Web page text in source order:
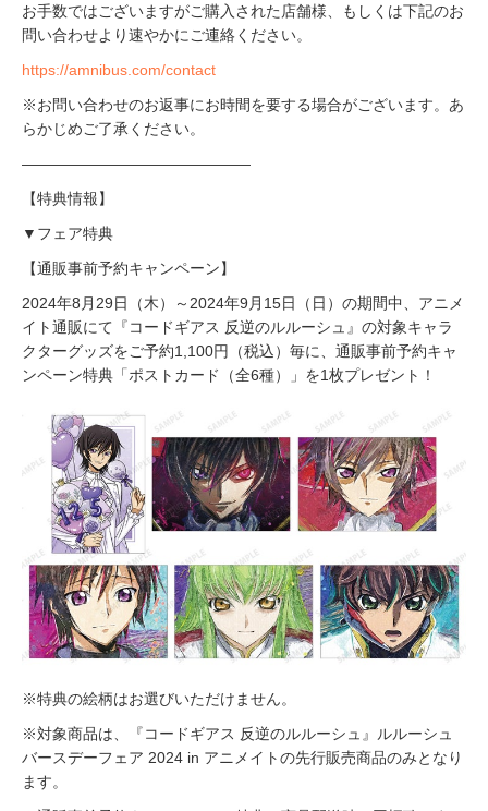
お手数ではございますがご購入された店舗様、もしくは下記のお
問い合わせより速やかにご連絡ください。
https://amnibus.com/contact
※お問い合わせのお返事にお時間を要する場合がございます。あ
らかじめご了承ください。
―――――――――――――――
【特典情報】
▼フェア特典
【通販事前予約キャンペーン】
2024年8月29日（木）～2024年9月15日（日）の期間中、アニメ
イト通販にて『コードギアス 反逆のルルーシュ』の対象キャラ
クターグッズをご予約1,100円（税込）毎に、通販事前予約キャ
ンペーン特典「ポストカード（全6種）」を1枚プレゼント！
※特典の絵柄はお選びいただけません。
※対象商品は、『コードギアス 反逆のルルーシュ』ルルーシュ
バースデーフェア 2024 in アニメイトの先行販売商品のみとなり
ます。